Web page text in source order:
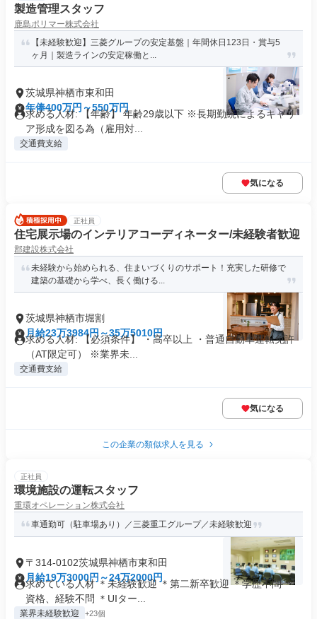
製造管理スタッフ
鹿島ポリマー株式会社
【未経験歓迎】三菱グループの安定基盤｜年間休日123日・賞与5
ヶ月｜製造ラインの安定稼働と...
茨城県神栖市東和田
年俸400万円～550万円
求める人材: 【年齢】 年齢29歳以下 ※長期勤続によるキャリ
ア形成を図る為（雇用対...
交通費支給
気になる
正社員
住宅展示場のインテリアコーディネーター/未経験者歓迎
郡建設株式会社
未経験から始められる、住まいづくりのサポート！充実した研修で
建築の基礎から学べ、長く働ける...
茨城県神栖市堀割
月給23万3984円～35万5010円
求める人材: 【必須条件】 ・高卒以上 ・普通自動車運転免許
（AT限定可） ※業界未...
交通費支給
気になる
この企業の類似求人を見る
正社員
環境施設の運転スタッフ
重環オペレーション株式会社
車通勤可（駐車場あり）／三菱重工グループ／未経験歓迎
〒314-0102茨城県神栖市東和田
月給19万3000円～24万2000円
求めている人材 ＊未経験歓迎 ＊第二新卒歓迎 ＊学歴不問 ＊
資格、経験不問 ＊UIター...
業界未経験歓迎 +23個